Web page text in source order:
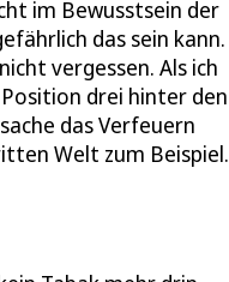
im Bewusstsein der
das sein kann.
vergessen. Als ich
drei hinter den
das Verfeuern
Welt zum Beispiel.